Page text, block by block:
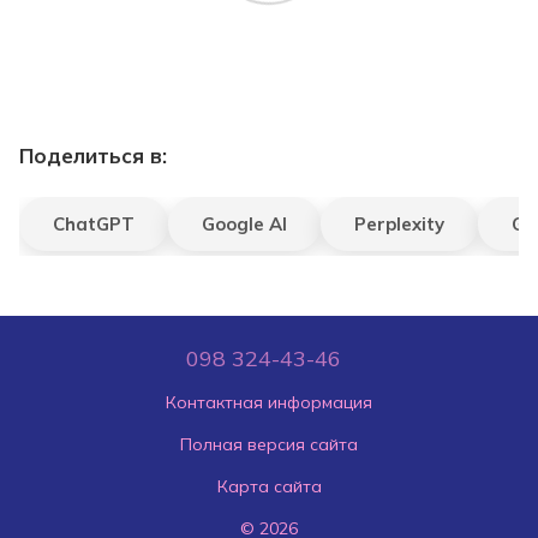
Поделиться в:
ChatGPT Google AI Perplexity
098 324-43-46
Контактная информация
Полная версия сайта
Карта сайта
© 2026